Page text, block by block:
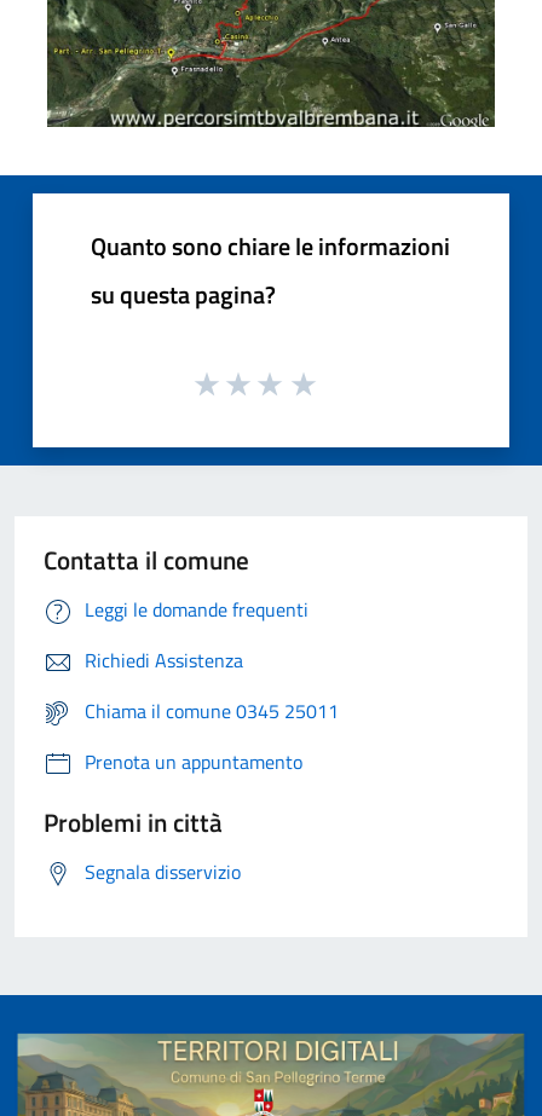
Quanto sono chiare le informazioni
su questa pagina?
Contatta il comune
Leggi le domande frequenti
Richiedi Assistenza
Chiama il comune 0345 25011
Prenota un appuntamento
Problemi in città
Segnala disservizio